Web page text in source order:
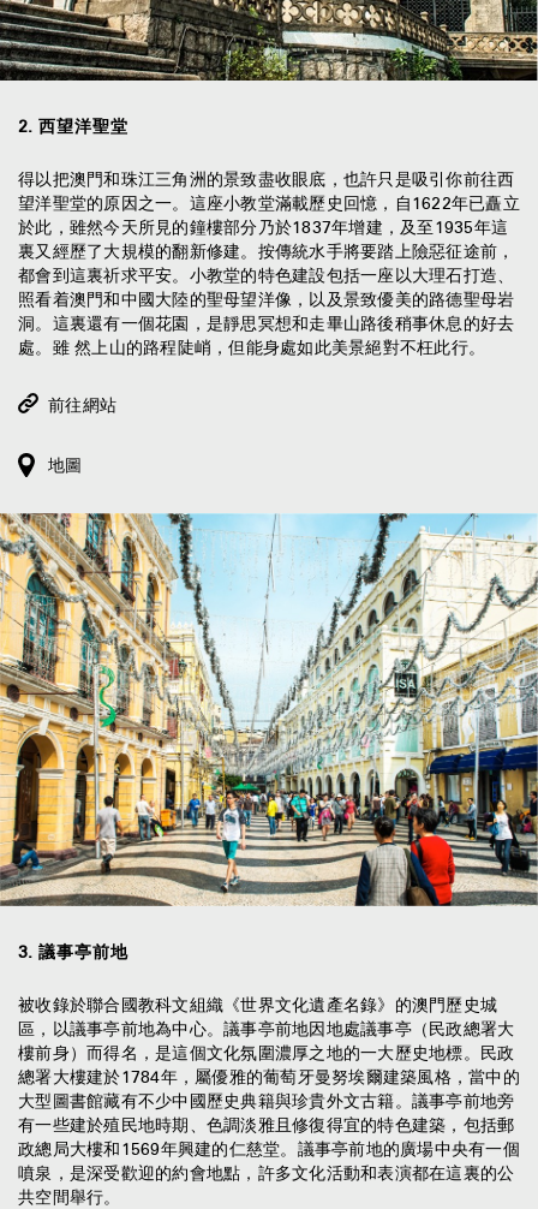
2. 西望洋聖堂
得以把澳門和珠江三角洲的景致盡收眼底，也許只是吸引你前往西
望洋聖堂的原因之一。這座小教堂滿載歷史回憶，自1622年已矗立
於此，雖然今天所見的鐘樓部分乃於1837年增建，及至1935年這
裏又經歷了大規模的翻新修建。按傳統水手將要踏上險惡征途前，
都會到這裏祈求平安。小教堂的特色建設包括一座以大理石打造、
照看着澳門和中國大陸的聖母望洋像，以及景致優美的路德聖母岩
洞。這裏還有一個花園，是靜思冥想和走畢山路後稍事休息的好去
處。雖 然上山的路程陡峭，但能身處如此美景絕對不枉此行。
前往網站
地圖
3. 議事亭前地
被收錄於聯合國教科文組織《世界文化遺產名錄》的澳門歷史城
區，以議事亭前地為中心。議事亭前地因地處議事亭（民政總署大
樓前身）而得名，是這個文化氛圍濃厚之地的一大歷史地標。民政
總署大樓建於1784年，屬優雅的葡萄牙曼努埃爾建築風格，當中的
大型圖書館藏有不少中國歷史典籍與珍貴外文古籍。議事亭前地旁
有一些建於殖民地時期、色調淡雅且修復得宜的特色建築，包括郵
政總局大樓和1569年興建的仁慈堂。議事亭前地的廣場中央有一個
噴泉，是深受歡迎的約會地點，許多文化活動和表演都在這裏的公
共空間舉行。